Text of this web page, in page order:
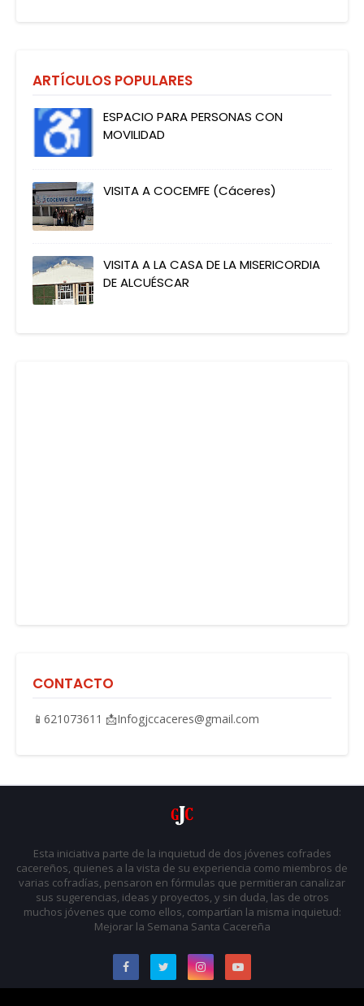
ARTÍCULOS POPULARES
ESPACIO PARA PERSONAS CON
MOVILIDAD
VISITA A COCEMFE (Cáceres)
VISITA A LA CASA DE LA MISERICORDIA
DE ALCUÉSCAR
CONTACTO
📱621073611 📩Infogjccaceres@gmail.com
Esta iniciativa parte de la inquietud de dos jóvenes cofrades
cacereños, quienes a la vista de su experiencia como miembros de
varias cofradías, pensaron en fórmulas que permitieran canalizar
sus sugerencias, ideas y proyectos, y sin duda, las de otros
muchos jóvenes que como ellos, compartían la misma inquietud:
Mejorar la Semana Santa Cacereña